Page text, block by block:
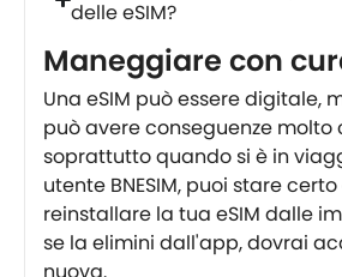
delle eSIM?
Maneggiare con
Una eSIM può essere digitale,
può avere conseguenze molto
soprattutto quando si è in
utente BNESIM, puoi stare
reinstallare la tua eSIM dalle
se la elimini dall'app, dovrai